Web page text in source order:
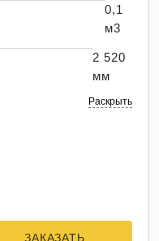
0,1
м3
2 520
мм
Раскрыть
ЗАКАЗАТЬ